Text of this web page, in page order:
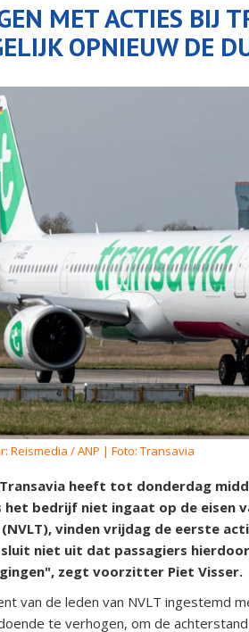
MET ACTIES BIJ
OPNIEUW DE
Reismedia / ANP | Foto: Transavia
heeft tot donderdag
het bedrijf niet ingaat op de eisen
vinden vrijdag de eerste
niet uit dat passagiers
zegt voorzitter Piet Visser.
van de leden van NVLT ingestemd
te verhogen, om de